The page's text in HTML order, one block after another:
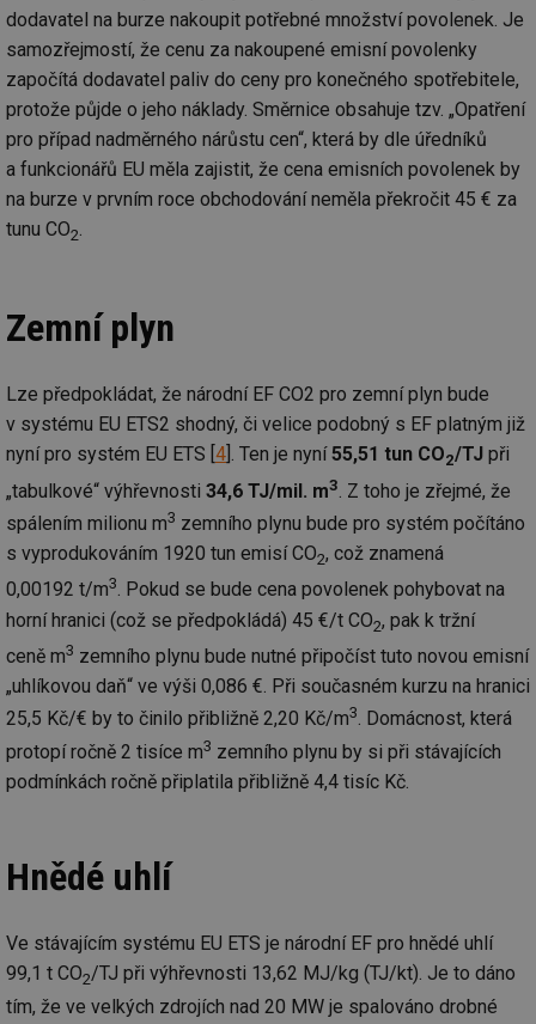
dodavatel na burze nakoupit potřebné množství povolenek. Je
samozřejmostí, že cenu za nakoupené emisní povolenky
započítá dodavatel paliv do ceny pro konečného spotřebitele,
protože půjde o jeho náklady. Směrnice obsahuje tzv. „Opatření
pro případ nadměrného nárůstu cen“, která by dle úředníků
a funkcionářů EU měla zajistit, že cena emisních povolenek by
na burze v prvním roce obchodování neměla překročit 45 € za
tunu CO2.
Zemní plyn
Lze předpokládat, že národní EF CO2 pro zemní plyn bude
v systému EU ETS2 shodný, či velice podobný s EF platným již
nyní pro systém EU ETS [ 4 ]. Ten je nyní55,51 tun CO2/TJ při
„tabulkové“ výhřevnosti 34,6 TJ/mil. m3. Z toho je zřejmé, že
spálením milionu m3 zemního plynu bude pro systém počítáno
s vyprodukováním 1920 tun emisí CO2, což znamená
0,00192 t/m3. Pokud se bude cena povolenek pohybovat na
horní hranici (což se předpokládá) 45 €/t CO2, pak k tržní
ceně m3 zemního plynu bude nutné připočíst tuto novou emisní
„uhlíkovou daň“ ve výši 0,086 €. Při současném kurzu na hranici
25,5 Kč/€ by to činilo přibližně 2,20 Kč/m3. Domácnost, která
protopí ročně 2 tisíce m3 zemního plynu by si při stávajících
podmínkách ročně připlatila přibližně 4,4 tisíc Kč.
Hnědé uhlí
Ve stávajícím systému EU ETS je národní EF pro hnědé uhlí
99,1 t CO2/TJ při výhřevnosti 13,62 MJ/kg (TJ/kt). Je to dáno
tím, že ve velkých zdrojích nad 20 MW je spalováno drobné